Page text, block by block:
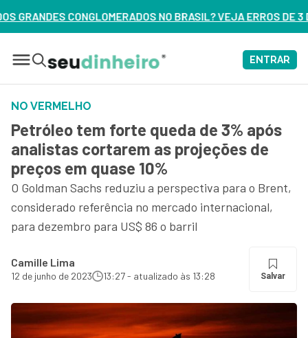
NO BRASIL? VEJA ERROS DE 3 DELES – ASSISTA AGORA
ENTRAR
NO VERMELHO
Petróleo tem forte queda de 3% após
analistas cortarem as projeções de
preços em quase 10%
O Goldman Sachs reduziu a perspectiva para o Brent,
considerado referência no mercado internacional,
para dezembro para US$ 86 o barril
Camille Lima
12 de junho de 2023 13:27 - atualizado às 13:28 Salvar